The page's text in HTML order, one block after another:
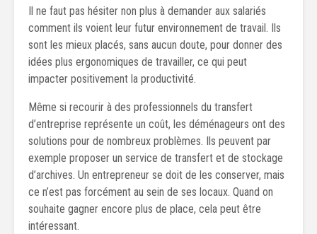
Il ne faut pas hésiter non plus à demander aux salariés
comment ils voient leur futur environnement de travail. Ils
sont les mieux placés, sans aucun doute, pour donner des
idées plus ergonomiques de travailler, ce qui peut
impacter positivement la productivité.
Même si recourir à des professionnels du transfert
d’entreprise représente un coût, les déménageurs ont des
solutions pour de nombreux problèmes. Ils peuvent par
exemple proposer un service de transfert et de stockage
d’archives. Un entrepreneur se doit de les conserver, mais
ce n’est pas forcément au sein de ses locaux. Quand on
souhaite gagner encore plus de place, cela peut être
intéressant.